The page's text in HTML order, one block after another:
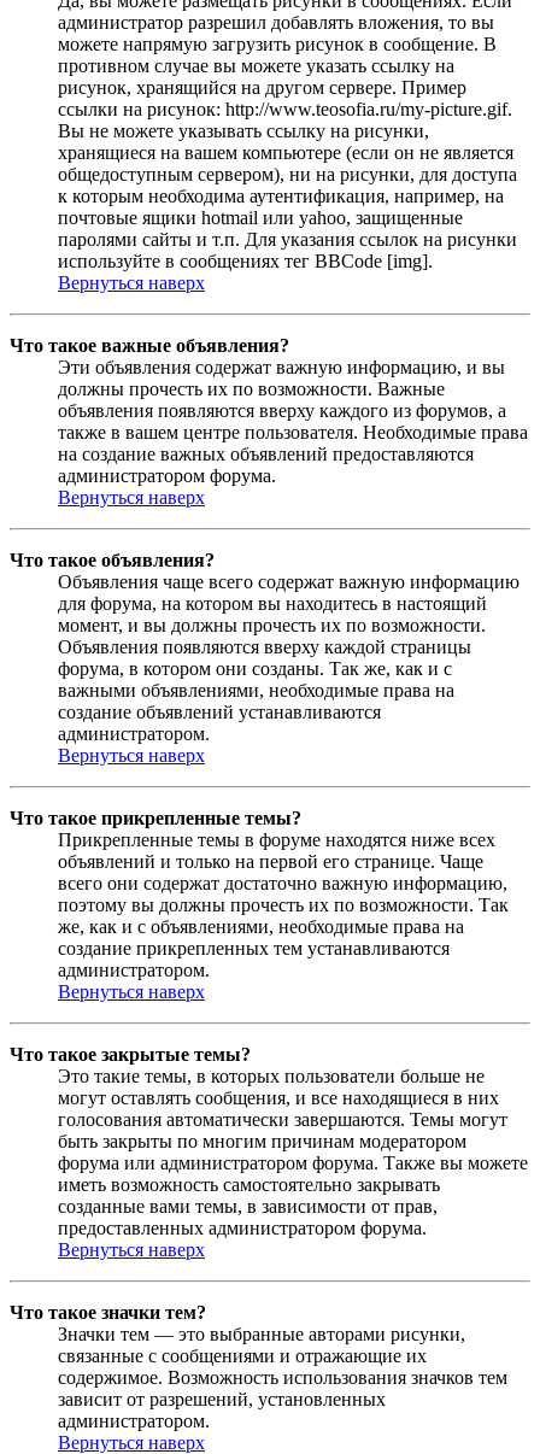
администратор разрешил добавлять вложения, то вы
можете напрямую загрузить рисунок в сообщение. В
противном случае вы можете указать ссылку на
рисунок, хранящийся на другом сервере. Пример
ссылки на рисунок: http://www.teosofia.ru/my-picture.gif.
Вы не можете указывать ссылку на рисунки,
хранящиеся на вашем компьютере (если он не является
общедоступным сервером), ни на рисунки, для доступа
к которым необходима аутентификация, например, на
почтовые ящики hotmail или yahoo, защищенные
паролями сайты и т.п. Для указания ссылок на рисунки
используйте в сообщениях тег BBCode [img].
Вернуться наверх
Что такое важные объявления?
Эти объявления содержат важную информацию, и вы
должны прочесть их по возможности. Важные
объявления появляются вверху каждого из форумов, а
также в вашем центре пользователя. Необходимые права
на создание важных объявлений предоставляются
администратором форума.
Вернуться наверх
Что такое объявления?
Объявления чаще всего содержат важную информацию
для форума, на котором вы находитесь в настоящий
момент, и вы должны прочесть их по возможности.
Объявления появляются вверху каждой страницы
форума, в котором они созданы. Так же, как и с
важными объявлениями, необходимые права на
создание объявлений устанавливаются
администратором.
Вернуться наверх
Что такое прикрепленные темы?
Прикрепленные темы в форуме находятся ниже всех
объявлений и только на первой его странице. Чаще
всего они содержат достаточно важную информацию,
поэтому вы должны прочесть их по возможности. Так
же, как и с объявлениями, необходимые права на
создание прикрепленных тем устанавливаются
администратором.
Вернуться наверх
Что такое закрытые темы?
Это такие темы, в которых пользователи больше не
могут оставлять сообщения, и все находящиеся в них
голосования автоматически завершаются. Темы могут
быть закрыты по многим причинам модератором
форума или администратором форума. Также вы можете
иметь возможность самостоятельно закрывать
созданные вами темы, в зависимости от прав,
предоставленных администратором форума.
Вернуться наверх
Что такое значки тем?
Значки тем — это выбранные авторами рисунки,
связанные с сообщениями и отражающие их
содержимое. Возможность использования значков тем
зависит от разрешений, установленных
администратором.
Вернуться наверх